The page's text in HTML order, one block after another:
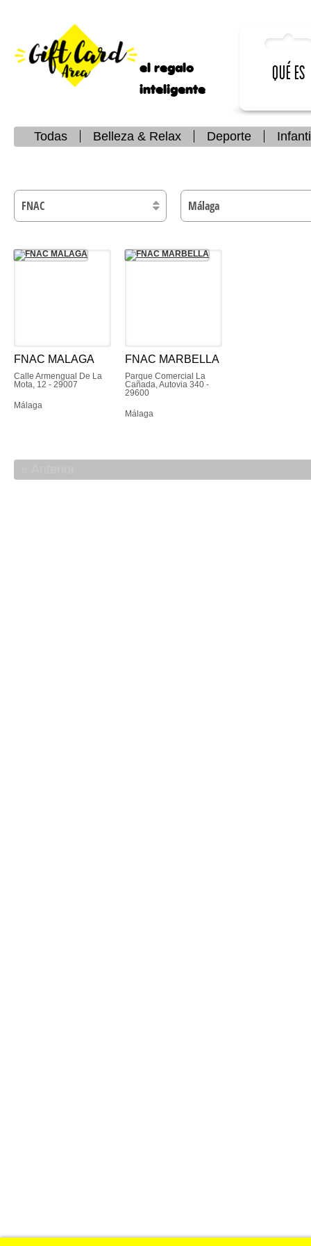
el regalo
inteligente
Qué es
Todas Belleza & Relax Deporte
FNAC MALAGA
Calle Armengual De La
Mota, 12 - 29007
Málaga
FNAC MARBELLA
Parque Comercial La
Cañada, Autovia 340 -
29600
Málaga